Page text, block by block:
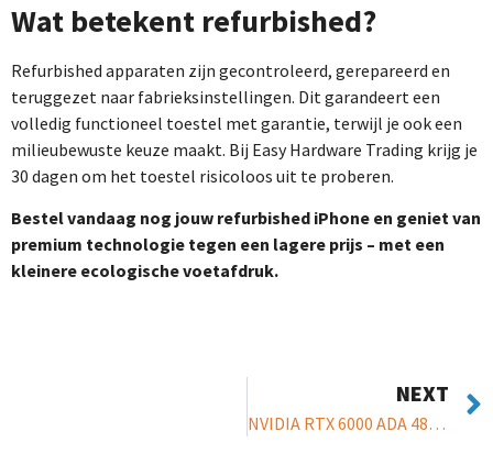
Wat betekent refurbished?
Refurbished apparaten zijn gecontroleerd, gerepareerd en
teruggezet naar fabrieksinstellingen. Dit garandeert een
volledig functioneel toestel met garantie, terwijl je ook een
milieubewuste keuze maakt. Bij Easy Hardware Trading krijg je
30 dagen om het toestel risicoloos uit te proberen.
Bestel vandaag nog jouw refurbished iPhone en geniet van
premium technologie tegen een lagere prijs – met een
kleinere ecologische voetafdruk.
NEXT
NVIDIA RTX 6000 ADA 48GB – Graphics card